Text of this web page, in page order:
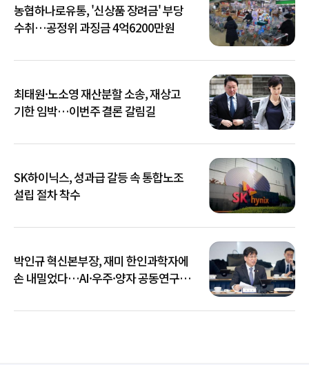
농협하나로유통, '신상품 장려금' 부당
수취…공정위 과징금 4억6200만원
최태원·노소영 재산분할 소송, 재상고
기한 임박…이번주 결론 갈림길
SK하이닉스, 성과급 갈등 속 통합노조
설립 절차 착수
박인규 혁신본부장, 재미 한인과학자에
손 내밀었다…AI·우주·양자 공동연구